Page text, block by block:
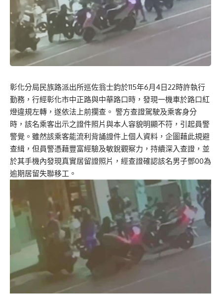
彰化分局民族路派出所巡佐翁士鈞於115年6月4日22時許執行
勤務，行經彰化市中正路與中華路口時，發現一機車於路口紅
燈違規左轉，遂依法上前攔查。 警方查證駕駛及乘客身分
時，該名乘客出示之證件照片與本人容貌明顯不符，引起員警
警覺。雖然該乘客能流利背誦證件上個人資料，企圖藉此規避
查緝，但員警憑藉豐富經驗及敏銳觀察力，持續深入查證，並
於其手機內發現真實居留證照片，經查證確認該名男子鄧00為
逾期居留失聯移工。